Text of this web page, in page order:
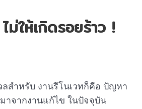
ให้เกิดรอยร้าว !
ลสำหรับ งานรีโนเวทก็คือ ปัญหา
าจากงานแก้ไข ในปัจจุบัน